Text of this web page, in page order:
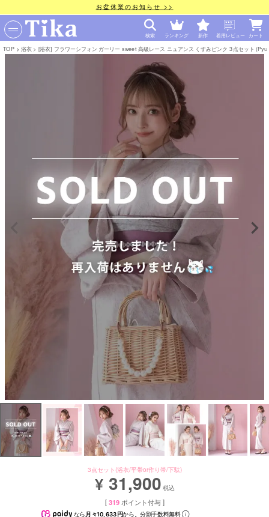
お盆休業のお知らせ >>
検索 ランキング 新作 着用レビュー カート
TOP 浴衣 [浴衣] フラワーシフォン ガーリー sweet 高級レース ニュアンス くすみピンク 3点セット
3点セット(浴衣/平帯or作り帯/下駄)
¥ 31,900 税込
[ 319 ポイント付与 ]
なら月々10,633円から。分割手数料無料